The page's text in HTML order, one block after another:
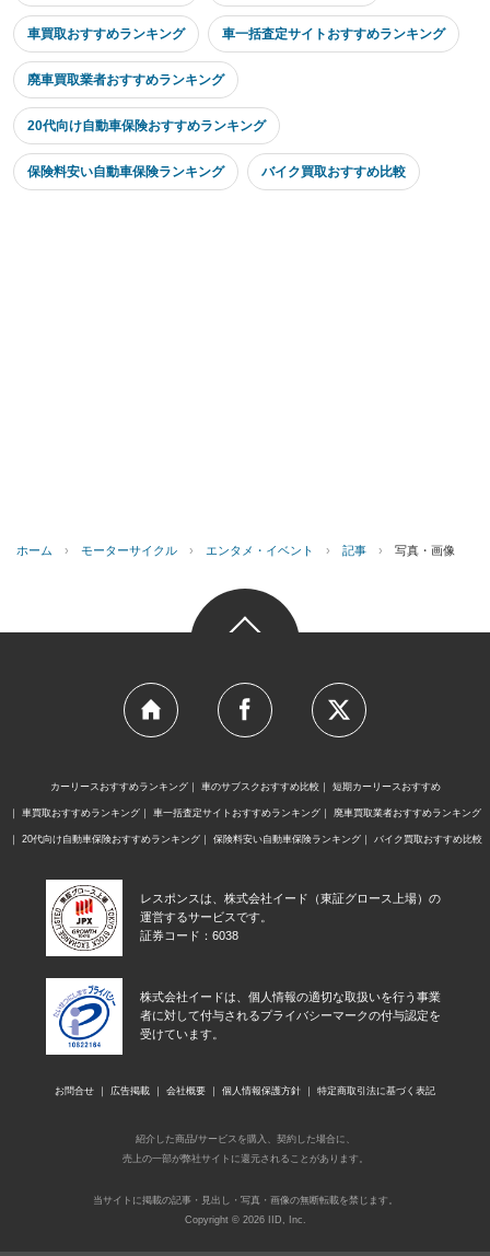
車買取おすすめランキング 車一括査定サイトおすすめランキング
廃車買取業者おすすめランキング
20代向け自動車保険おすすめランキング
保険料安い自動車保険ランキング バイク買取おすすめ比較
ホーム › モーターサイクル › エンタメ・イベント › 記事 › 写真・画像
カーリースおすすめランキング 車のサブスクおすすめ比較 短期カーリースおすすめ
車買取おすすめランキング 車一括査定サイトおすすめランキング 廃車買取業者おすすめランキング
20代向け自動車保険おすすめランキング 保険料安い自動車保険ランキング バイク買取おすすめ比較
レスポンスは、株式会社イード（東証グロース上場）の
運営するサービスです。
証券コード：6038
株式会社イードは、個人情報の適切な取扱いを行う事業
者に対して付与されるプライバシーマークの付与認定を
受けています。
お問合せ 広告掲載 会社概要 個人情報保護方針 特定商取引法に基づく表記
紹介した商品/サービスを購入、契約した場合に、
売上の一部が弊社サイトに還元されることがあります。
当サイトに掲載の記事・見出し・写真・画像の無断転載を禁じます。
Copyright © 2026 IID, Inc.